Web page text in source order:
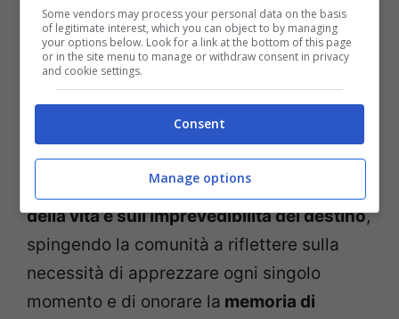
diValtournenche dove Chiara lavoravae
viveva, si trova a dover fare i conti con la
perdita di una figura tanto
amata, unacollaboratriceche con il suo
impegno e la sua passione ha lasciato un
segno indelebile. La sua scomparsa
solleva interrogatividolorosi sulla fragilità
della vita e sull’imprevedibilità del destino,
spingendo la comunità a riflettere sulla
necessità di apprezzare ogni singolo
momento e di onorare la memoria di
Some vendors may process your personal data on the basis
of legitimate interest, which you can object to by managing
your options below. Look for a link at the bottom of this page
or in the site menu to manage or withdraw consent in privacy
and cookie settings.
Consent
Manage options